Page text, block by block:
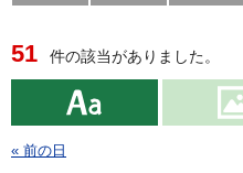
51 件の該当がありました。
« 前の日